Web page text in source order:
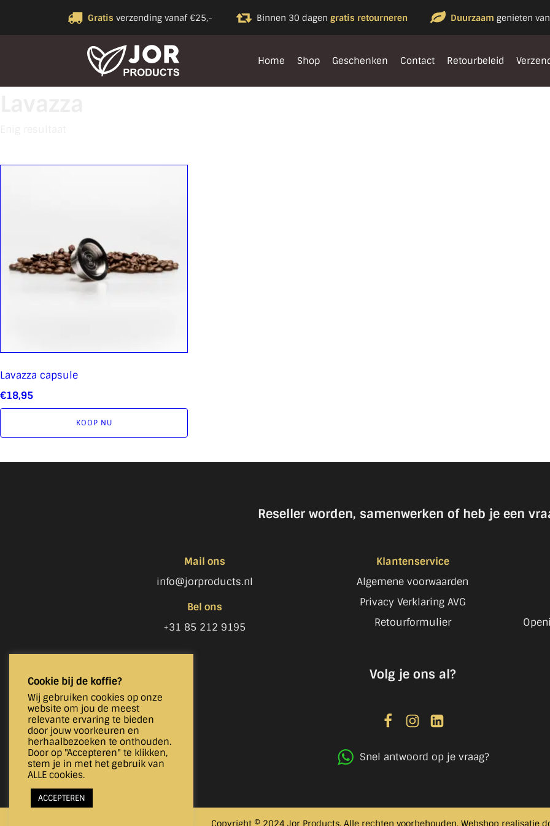
Gratis verzending vanaf €25,- Binnen 30 dagen gratis retourneren Duurzaam genieten
Home Shop Geschenken Contact Retourbeleid
Lavazza capsule
€18,95
KOOP NU
Reseller worden, samenwerken of heb je een
Mail ons
info@jorproducts.nl
Bel ons
+31 85 212 9195
Klantenservice
Algemene voorwaarden
Privacy Verklaring AVG
Retourformulier
Volg je ons al?
Snel antwoord op je vraag?
Copyright © 2024 Jor Products. Alle rechten voorbehouden. Webshop realisatie
Cookie bij de koffie?
Wij gebruiken cookies op onze
website om jou de meest
relevante ervaring te bieden
door jouw voorkeuren en
herhaalbezoeken te onthouden.
Door op "Accepteren" te klikken,
stem je in met het gebruik van
ALLE cookies.
ACCEPTEREN